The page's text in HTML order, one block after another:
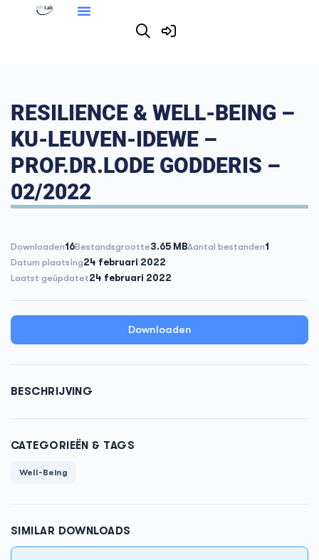
RESILIENCE & WELL-BEING –
KU-LEUVEN-IDEWE –
PROF.DR.LODE GODDERIS –
02/2022
Downloaden16Bestandsgrootte3.65 MBAantal bestanden1
Datum plaatsing24 februari 2022
Laatst geüpdatet24 februari 2022
Downloaden
BESCHRIJVING
CATEGORIEËN & TAGS
Well-Being
SIMILAR DOWNLOADS